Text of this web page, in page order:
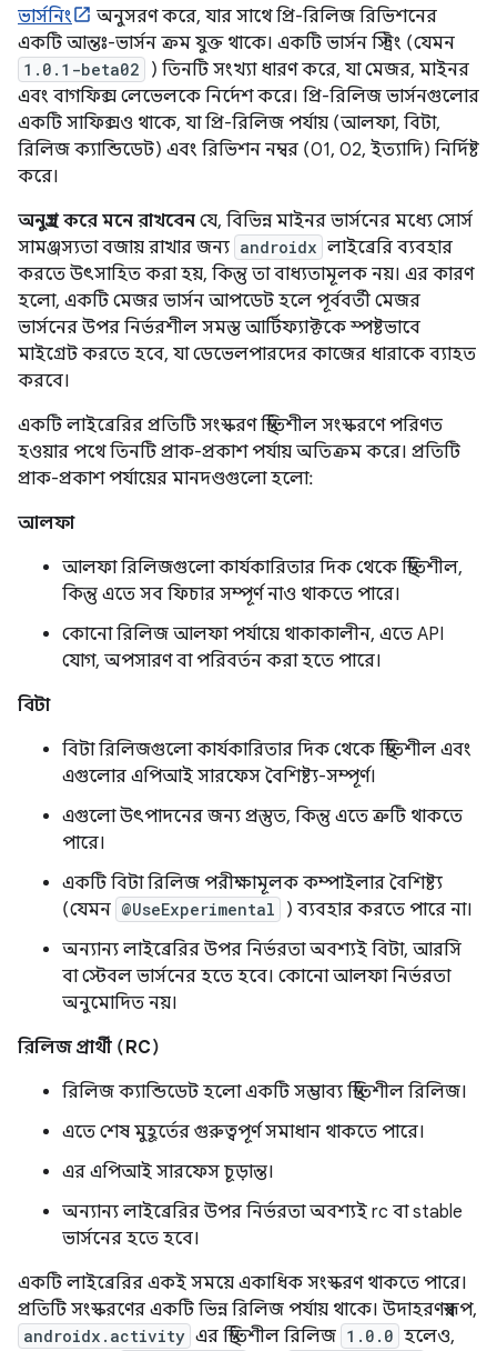
ভার্সনিং
অনুসরণ করে, যার সাথে প্রি-রিলিজ রিভিশনের
একটি আন্তঃ-ভার্সন ক্রম যুক্ত থাকে। একটি ভার্সন স্ট্রিং (যেমন
1.0.1-beta02
) তিনটি সংখ্যা ধারণ করে, যা মেজর, মাইনর
এবং বাগফিক্স লেভেলকে নির্দেশ করে। প্রি-রিলিজ ভার্সনগুলোর
একটি সাফিক্সও থাকে, যা প্রি-রিলিজ পর্যায় (আলফা, বিটা,
রিলিজ ক্যান্ডিডেট) এবং রিভিশন নম্বর (01, 02, ইত্যাদি) নির্দিষ্ট
করে।
অনুগ্রহ করে মনে রাখবেন যে, বিভিন্ন মাইনর ভার্সনের মধ্যে সোর্স
সামঞ্জস্যতা বজায় রাখার জন্য androidx লাইব্রেরি ব্যবহার
করতে উৎসাহিত করা হয়, কিন্তু তা বাধ্যতামূলক নয়। এর কারণ
হলো, একটি মেজর ভার্সন আপডেট হলে পূর্ববর্তী মেজর
ভার্সনের উপর নির্ভরশীল সমস্ত আর্টিফ্যাক্টকে স্পষ্টভাবে
মাইগ্রেট করতে হবে, যা ডেভেলপারদের কাজের ধারাকে ব্যাহত
করবে।
একটি লাইব্রেরির প্রতিটি সংস্করণ স্থিতিশীল সংস্করণে পরিণত
হওয়ার পথে তিনটি প্রাক-প্রকাশ পর্যায় অতিক্রম করে। প্রতিটি
প্রাক-প্রকাশ পর্যায়ের মানদণ্ডগুলো হলো:
আলফা
আলফা রিলিজগুলো কার্যকারিতার দিক থেকে স্থিতিশীল,
কিন্তু এতে সব ফিচার সম্পূর্ণ নাও থাকতে পারে।
কোনো রিলিজ আলফা পর্যায়ে থাকাকালীন, এতে API
যোগ, অপসারণ বা পরিবর্তন করা হতে পারে।
বিটা
বিটা রিলিজগুলো কার্যকারিতার দিক থেকে স্থিতিশীল এবং
এগুলোর এপিআই সারফেস বৈশিষ্ট্য-সম্পূর্ণ।
এগুলো উৎপাদনের জন্য প্রস্তুত, কিন্তু এতে ত্রুটি থাকতে
পারে।
একটি বিটা রিলিজ পরীক্ষামূলক কম্পাইলার বৈশিষ্ট্য
(যেমন @UseExperimental
) ব্যবহার করতে পারে না।
অন্যান্য লাইব্রেরির উপর নির্ভরতা অবশ্যই বিটা, আরসি
বা স্টেবল ভার্সনের হতে হবে। কোনো আলফা নির্ভরতা
অনুমোদিত নয়।
রিলিজ প্রার্থী (RC)
রিলিজ ক্যান্ডিডেট হলো একটি সম্ভাব্য স্থিতিশীল রিলিজ।
এতে শেষ মুহূর্তের গুরুত্বপূর্ণ সমাধান থাকতে পারে।
এর এপিআই সারফেস চূড়ান্ত।
অন্যান্য লাইব্রেরির উপর নির্ভরতা অবশ্যই rc বা stable
ভার্সনের হতে হবে।
একটি লাইব্রেরির একই সময়ে একাধিক সংস্করণ থাকতে পারে।
প্রতিটি সংস্করণের একটি ভিন্ন রিলিজ পর্যায় থাকে। উদাহরণস্বরূপ,
androidx.activity এর স্থিতিশীল রিলিজ 1.0.0 হলেও,